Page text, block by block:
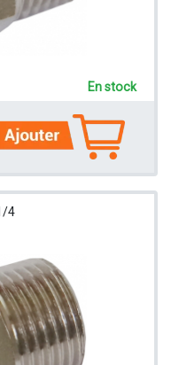
En stock
4